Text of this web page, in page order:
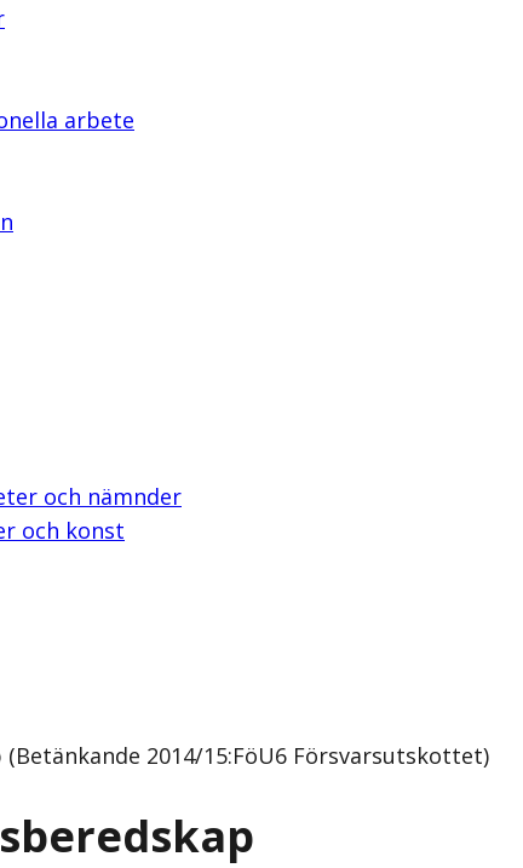
arbete
och nämnder
och konst
2014/15:FöU6 Försvarsutskottet)